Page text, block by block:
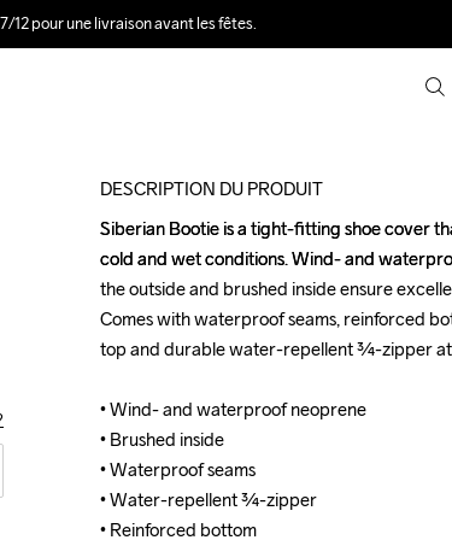
12 pour une livraison avant les fêtes.
DESCRIPTION DU PRODUIT
Siberian Bootie is a tight-fitting shoe cover
cold and wet conditions. Wind- and
the outside and brushed inside ensure
Comes with waterproof seams, reinforced
top and durable water-repellent ¾-zipper
• Wind- and waterproof neoprene
• Brushed inside
• Waterproof seams
• Water-repellent ¾-zipper
• Reinforced bottom
Siberian Bootie is a tight-fitting shoe cover
cold and wet conditions. Wind- and
the outside and brushed inside ensure
Comes with waterproof seams, reinforced
top and durable water-repellent ¾-zipper
• Wind- and waterproof neoprene
• Brushed inside
• Waterproof seams
• Water-repellent ¾-zipper
• Reinforced bottom